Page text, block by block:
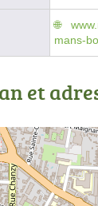
mans-
et